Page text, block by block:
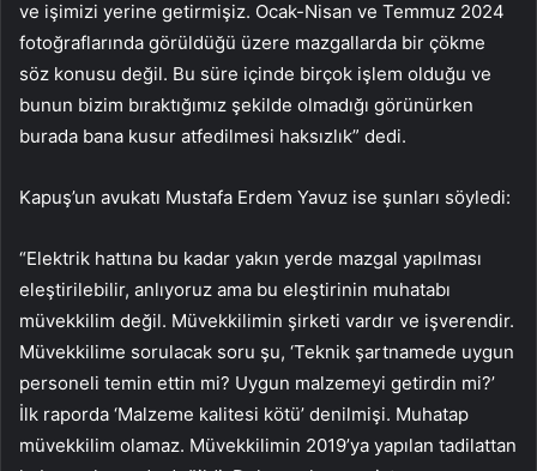
ve işimizi yerine getirmişiz. Ocak-Nisan ve Temmuz 2024
fotoğraflarında görüldüğü üzere mazgallarda bir çökme
söz konusu değil. Bu süre içinde birçok işlem olduğu ve
bunun bizim bıraktığımız şekilde olmadığı görünürken
burada bana kusur atfedilmesi haksızlık” dedi.
Kapuş’un avukatı Mustafa Erdem Yavuz ise şunları söyledi:
“Elektrik hattına bu kadar yakın yerde mazgal yapılması
eleştirilebilir, anlıyoruz ama bu eleştirinin muhatabı
müvekkilim değil. Müvekkilimin şirketi vardır ve işverendir.
Müvekkilime sorulacak soru şu, ‘Teknik şartnamede uygun
personeli temin ettin mi? Uygun malzemeyi getirdin mi?’
İlk raporda ‘Malzeme kalitesi kötü’ denilmişi. Muhatap
müvekkilim olamaz. Müvekkilimin 2019’ya yapılan tadilattan